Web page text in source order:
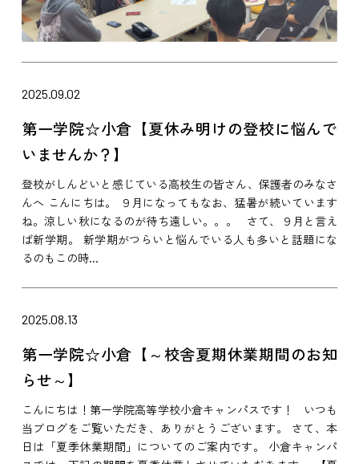
2025.09.02
第一学院☆小倉【夏休み明けの登校に悩んで
いませんか？】
登校がしんどいと感じている高校生の皆さん、保護者のみなさ
んへ こんにちは。 ９月になってもなお、猛暑が続いています
ね。涼しい秋になるのが待ち遠しい。。。 さて、９月と言え
ば新学期。 新学期がつらいと悩んでいる人も多いと話題にな
るのもこの時...
2025.08.13
第一学院☆小倉【～校舎夏期休業期間のお知
らせ～】
こんにちは！第一学院高等学校小倉キャンパスです！ いつも
当ブログをご覧いただき、ありがとうございます。 さて、本
日は「夏季休業期間」についてのご案内です。 小倉キャンパ